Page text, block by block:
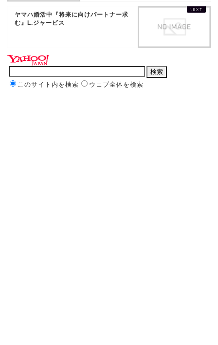
ヤマハ婚活中『将来に向けパートナー求
む』L.ジャービス
このサイト内を検索 ウェブ全体を検索